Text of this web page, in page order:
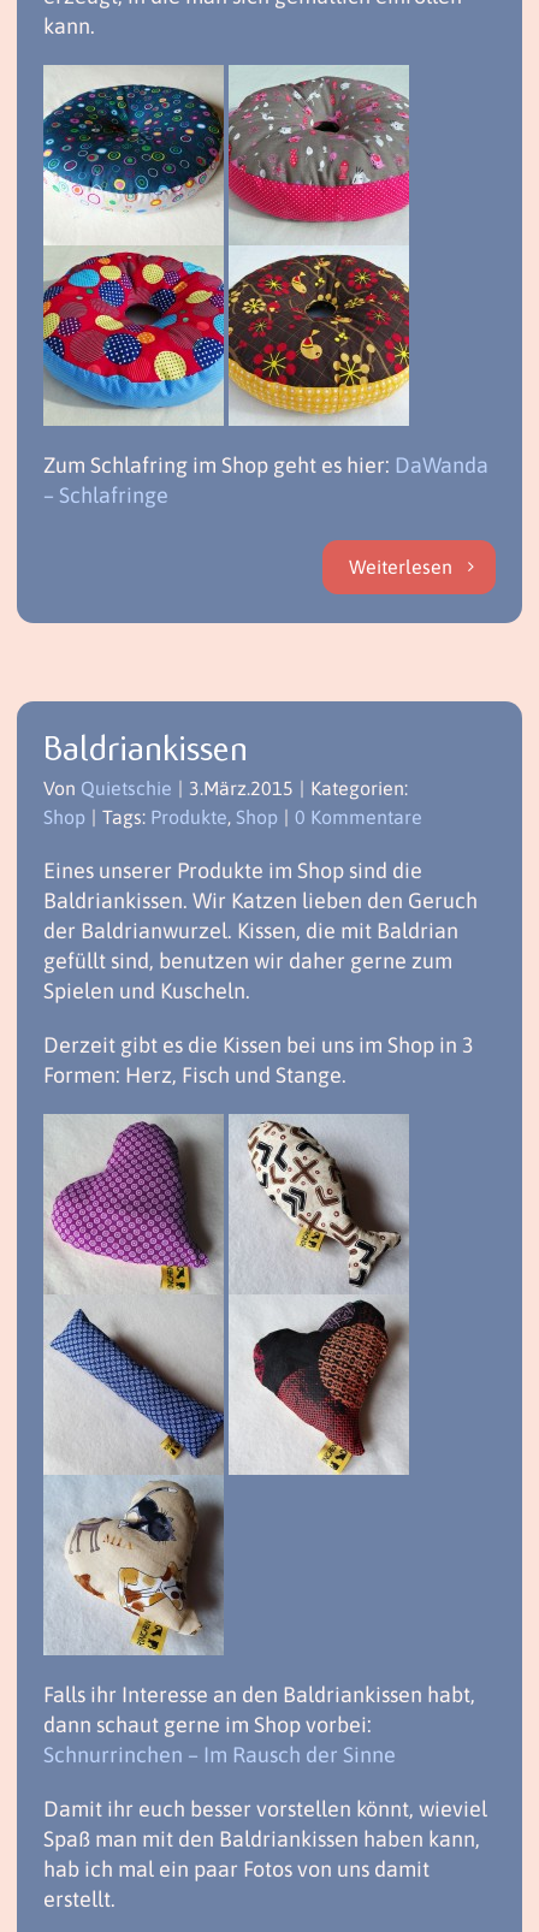
kann.
Zum Schlafring im Shop geht es hier: DaWanda
– Schlafringe
Weiterlesen
Baldriankissen
Von Quietschie | 3.März.2015 | Kategorien:
Shop | Tags: Produkte Shop | 0 Kommentare
Eines unserer Produkte im Shop sind die
Baldriankissen. Wir Katzen lieben den Geruch
der Baldrianwurzel. Kissen, die mit Baldrian
gefüllt sind, benutzen wir daher gerne zum
Spielen und Kuscheln.
Derzeit gibt es die Kissen bei uns im Shop in 3
Formen: Herz, Fisch und Stange.
Falls ihr Interesse an den Baldriankissen habt,
dann schaut gerne im Shop vorbei:
Schnurrinchen – Im Rausch der Sinne
Damit ihr euch besser vorstellen könnt, wieviel
Spaß man mit den Baldriankissen haben kann,
hab ich mal ein paar Fotos von uns damit
erstellt.